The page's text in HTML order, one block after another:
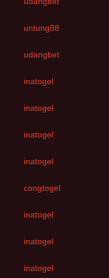
untung88
udangbet
inatogel
inatogel
inatogel
inatogel
congtogel
inatogel
inatogel
inatogel